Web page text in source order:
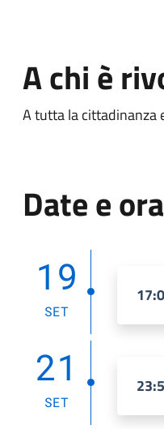
A chi è
A tutta la cittadinanza
Date e
19
SET
21
SET